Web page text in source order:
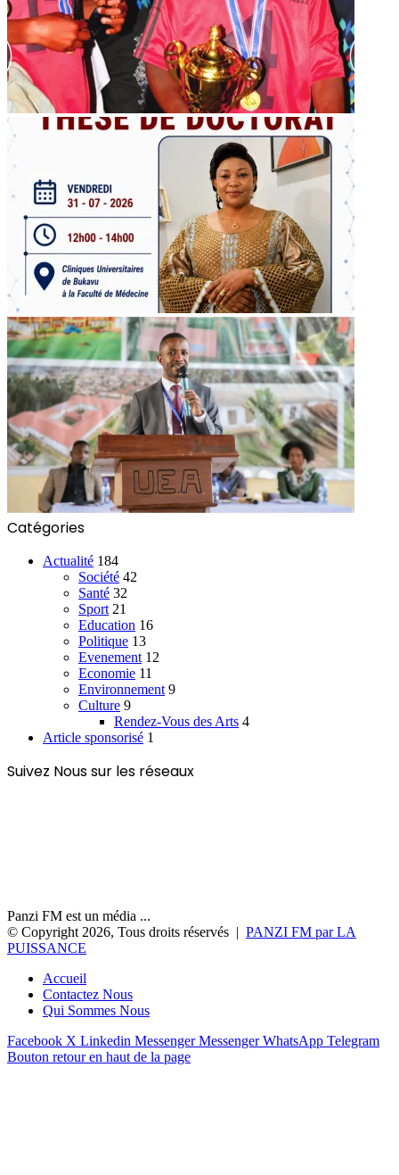
Catégories
Actualité 184
Société 42
Santé 32
Sport 21
Education 16
Politique 13
Evenement 12
Economie 11
Environnement 9
Culture 9
Rendez-Vous des Arts 4
Article sponsorisé 1
Suivez Nous sur les réseaux
Panzi FM est un média ...
© Copyright 2026, Tous droits réservés | PANZI FM par LA
PUISSANCE
Accueil
Contactez Nous
Qui Sommes Nous
Facebook X Linkedin Messenger Messenger WhatsApp Telegram
Bouton retour en haut de la page